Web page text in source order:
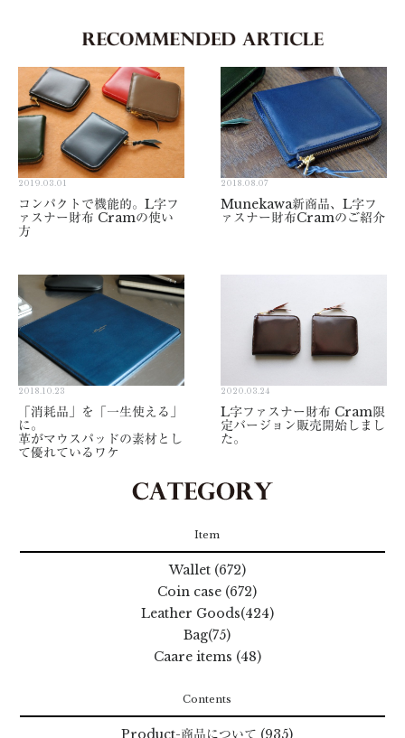
2019.03.01
コンパクトで機能的。L字フ
ァスナー財布 Cramの使い
方
2018.08.07
Munekawa新商品、L字フ
ァスナー財布Cramのご紹介
2018.10.23
「消耗品」を「一生使える」
に。
革がマウスパッドの素材とし
て優れているワケ
2020.03.24
L字ファスナー財布 Cram限
定バージョン販売開始しまし
た。
Item
Wallet (672)
Coin case (672)
Leather Goods(424)
Bag(75)
Caare items (48)
Contents
Product-商品について (935)